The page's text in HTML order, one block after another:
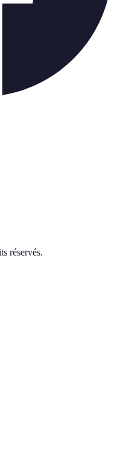
réservés.